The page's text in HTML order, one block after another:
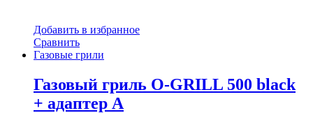
Добавить в избранное
Сравнить
Газовые грили
Газовый гриль O-GRILL 500 black
+ адаптер А